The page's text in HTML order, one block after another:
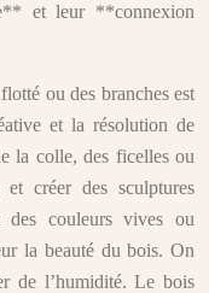
et leur **connexion
ou des branches est
et la résolution de
la colle, des ficelles ou
créer des sculptures
des couleurs vives ou
la beauté du bois. On
de l’humidité. Le bois